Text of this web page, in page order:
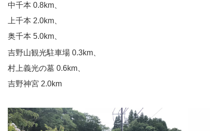
中千本 0.8km、
上千本 2.0km、
奥千本 5.0km、
吉野山観光駐車場 0.3km、
村上義光の墓 0.6km、
吉野神宮 2.0km